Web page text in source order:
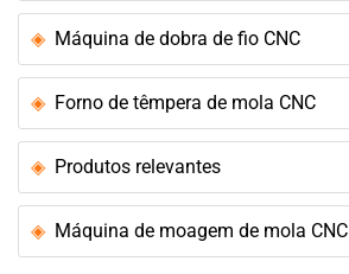
Máquina de dobra de fio CNC
Forno de têmpera de mola CNC
Produtos relevantes
Máquina de moagem de mola CNC